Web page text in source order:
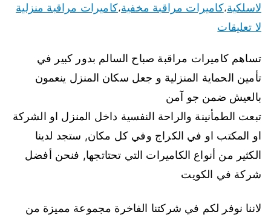
لاسلكية،كاميرات مراقبة مخفية،كاميرات مراقبة منزلية
لا تعليقات
تساهم كاميرات مراقبة صباح السالم بدور كبير في
تأمين الحماية المنزلية و جعل سكان المنزل ينعمون
بالعيش ضمن جو آمن
تبعت الطمأنينة والراحة النفسية داخل المنزل او الشركة
او المكتب او في الكراج وفي كل مكان, ستجد لدينا
الكثير من أنواع الكاميرات التي تحتاتجها, فنحن أفضل
شركة في الكويت
لاننا نوفر لكم في شركتنا الفاخرة مجموعة مميزة من